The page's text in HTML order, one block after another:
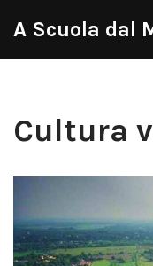
A Scuola dal
Cultura